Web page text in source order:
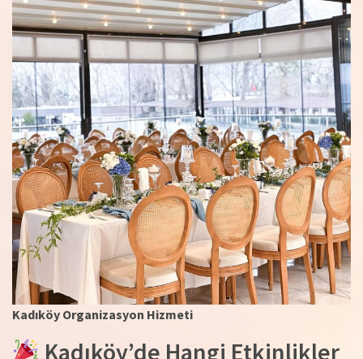
Kadıköy Organizasyon Hizmeti
Kadıköy’de Hangi Etkinlikler